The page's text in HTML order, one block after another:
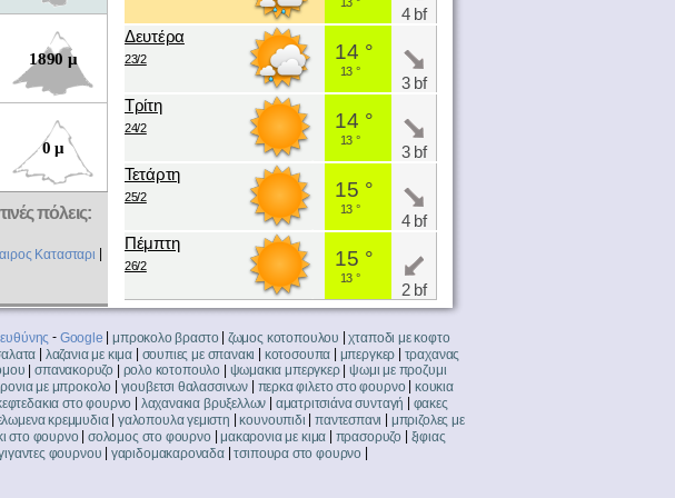
πόλεις:
Κατασταρι
4 bf
Δευτέρα
23/2 14 °
13 °
3 bf
Τρίτη
24/2 14 °
13 °
3 bf
Τετάρτη
25/2 15 °
13 °
4 bf
Πέμπτη
26/2 15 °
13 °
2 bf
1890 μ
0 μ
- Google |μπροκολο βραστο ζωμος κοτοπουλου |χταποδι με κοφτο
| λαζανια με κιμα | σουπιες με σπανακι | κοτοσουπα | μπεργκερ | τραχανας
|σπανακορυζο | ρολο κοτοπουλο | ψωμακια μπεργκερ|ψωμι με προζυμι
με μπροκολο γιουβετσι θαλασσινων περκα φιλετο στο φουρνο
κουκια
στο φουρνο λαχανακια βρυξελλων αματριτσιάνα συνταγή
φακες
κρεμμυδια|γαλοπουλα γεμιστη |κουνουπιδι |παντεσπανι
μπριζολες με
στο φουρνο σολομος στο φουρνο |μακαρονια με κιμα πρασορυζο
ξιφιας
φουρνου | γαριδομακαροναδα|τσιπουρα στο φουρνο |